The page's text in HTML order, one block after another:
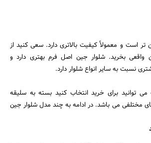
جستجو
است و معمولاً کیفیت بالاتری دارد. سعی کنید از
بخرید. شلوار جین اصل فرم بهتری دارد و
نسبت به سایر انواع شلوار دارد.
توانید برای خرید انتخاب کنید بسته به سلیقه
مختلفی می باشد. در ادامه به چند مدل شلوار جین